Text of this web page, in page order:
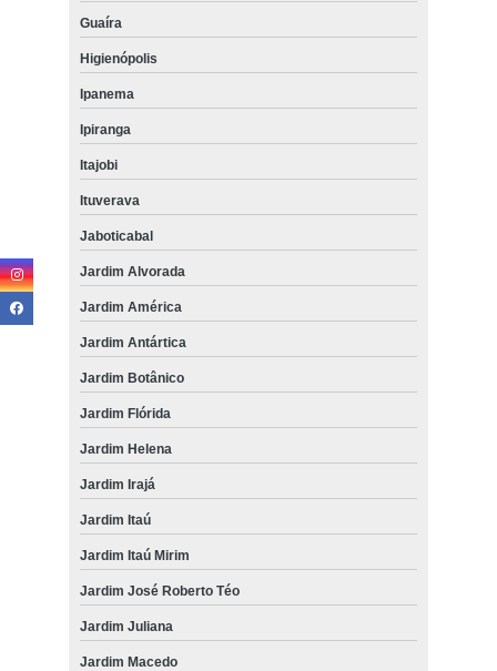
Guaíra
Higienópolis
Ipanema
Ipiranga
Itajobi
Ituverava
Jaboticabal
Jardim Alvorada
Jardim América
Jardim Antártica
Jardim Botânico
Jardim Flórida
Jardim Helena
Jardim Irajá
Jardim Itaú
Jardim Itaú Mirim
Jardim José Roberto Téo
Jardim Juliana
Jardim Macedo